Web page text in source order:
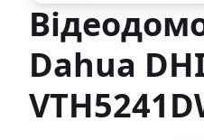
Dahua